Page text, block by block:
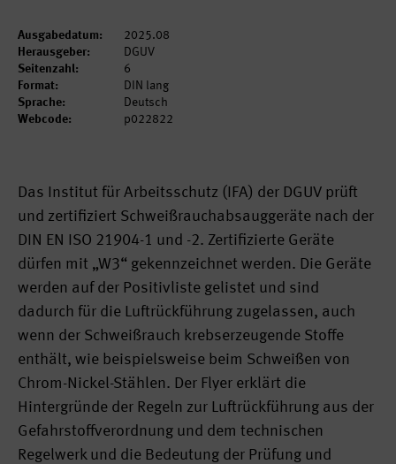
Ausgabedatum:
2025.08
Herausgeber:
DGUV
Seitenzahl:
6
Format:
DIN lang
Sprache:
Deutsch
Webcode:
p022822
Das Institut für Arbeitsschutz (IFA) der DGUV prüft
und zertifiziert Schweißrauchabsauggeräte nach der
DIN EN ISO 21904-1 und -2. Zertifizierte Geräte
dürfen mit „W3“ gekennzeichnet werden. Die Geräte
werden auf der Positivliste gelistet und sind
dadurch für die Luftrückführung zugelassen, auch
wenn der Schweißrauch krebserzeugende Stoffe
enthält, wie beispielsweise beim Schweißen von
Chrom-Nickel-Stählen. Der Flyer erklärt die
Hintergründe der Regeln zur Luftrückführung aus der
Gefahrstoffverordnung und dem technischen
Regelwerk und die Bedeutung der Prüfung und